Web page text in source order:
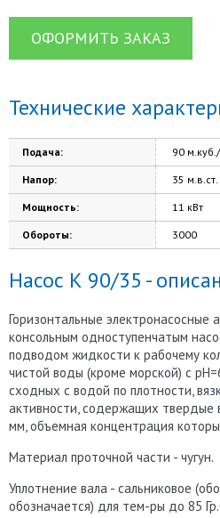
ОФОРМИТЬ ЗАКАЗ
Технические
Подача: 90
Напор: 35 м.в.ст.
Мощность: 11 кВт
Обороты: 3000
Насос К 90/35 -
Горизонтальные электронасосные
консольным одноступенчатым
подводом жидкости к рабочему
чистой воды (кроме морской) с
сходных с водой по плотности,
активности, содержащих твердые
мм, объемная концентрация
Материал проточной части - чугун.
Уплотнение вала - сальниковое
обозначается) для тем-ры до 85